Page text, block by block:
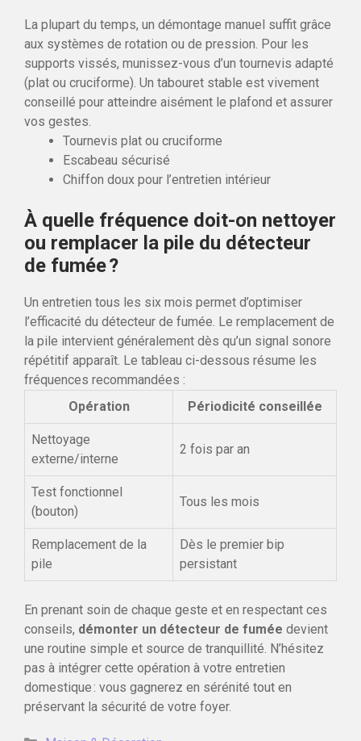
La plupart du temps, un démontage manuel suffit grâce
aux systèmes de rotation ou de pression. Pour les
supports vissés, munissez-vous d’un tournevis adapté
(plat ou cruciforme). Un tabouret stable est vivement
conseillé pour atteindre aisément le plafond et assurer
vos gestes.
Tournevis plat ou cruciforme
Escabeau sécurisé
Chiffon doux pour l’entretien intérieur
À quelle fréquence doit-on nettoyer
ou remplacer la pile du détecteur
de fumée ?
Un entretien tous les six mois permet d’optimiser
l’efficacité du détecteur de fumée. Le remplacement de
la pile intervient généralement dès qu’un signal sonore
répétitif apparaît. Le tableau ci-dessous résume les
fréquences recommandées :
Opération
Périodicité conseillée
Nettoyage
externe/interne
2 fois par an
Test fonctionnel
(bouton)
Tous les mois
Remplacement de la
pile
Dès le premier bip
persistant
En prenant soin de chaque geste et en respectant ces
conseils, démonter un détecteur de fumée devient
une routine simple et source de tranquillité. N’hésitez
pas à intégrer cette opération à votre entretien
domestique : vous gagnerez en sérénité tout en
préservant la sécurité de votre foyer.